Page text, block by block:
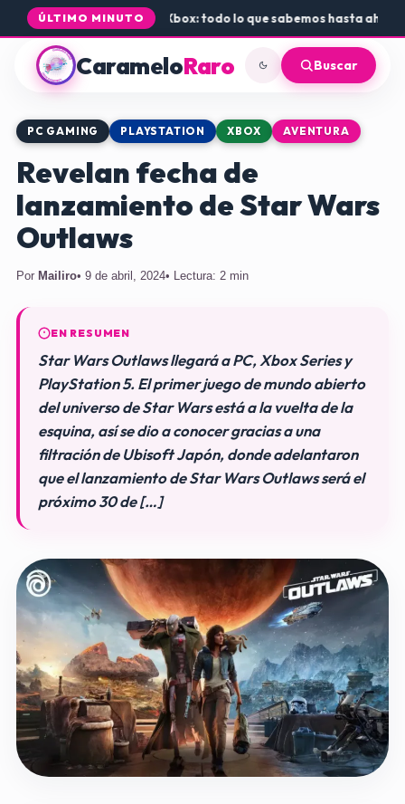
ÚLTIMO MINUTO
de Rogue Core a PS5 y Xbox: todo lo que sabemos hasta ahora
CarameloRaro Buscar
PC GAMING PLAYSTATION XBOX AVENTURA
Revelan fecha de
lanzamiento de Star Wars
Outlaws
Por Mailiro• 9 de abril, 2024• Lectura: 2 min
EN RESUMEN
Star Wars Outlaws llegará a PC, Xbox Series y
PlayStation 5. El primer juego de mundo abierto
del universo de Star Wars está a la vuelta de la
esquina, así se dio a conocer gracias a una
filtración de Ubisoft Japón, donde adelantaron
que el lanzamiento de Star Wars Outlaws será el
próximo 30 de […]